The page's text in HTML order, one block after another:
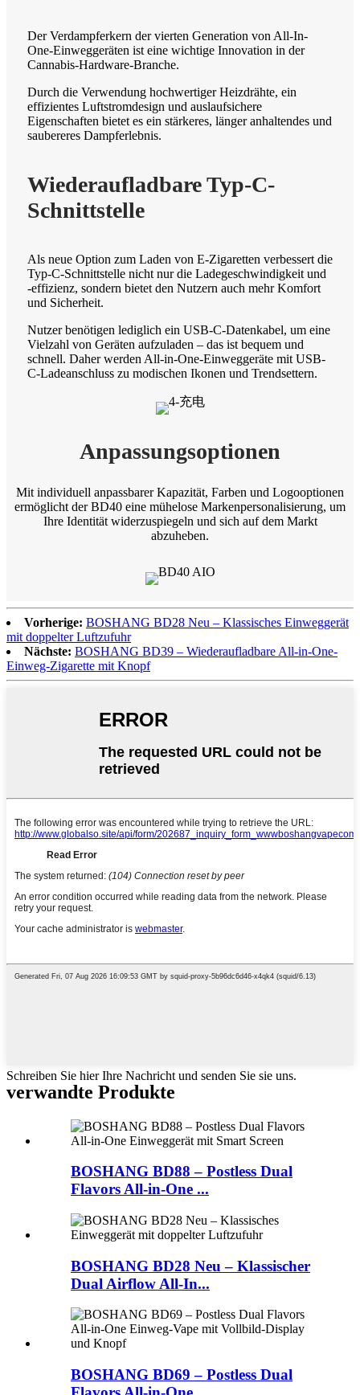
Der Verdampferkern der vierten Generation von All-In-
One-Einweggeräten ist eine wichtige Innovation in der
Cannabis-Hardware-Branche.
Durch die Verwendung hochwertiger Heizdrähte, ein
effizientes Luftstromdesign und auslaufsichere
Eigenschaften bietet es ein stärkeres, länger anhaltendes und
saubereres Dampferlebnis.
Wiederaufladbare Typ-C-
Schnittstelle
Als neue Option zum Laden von E-Zigaretten verbessert die
Typ-C-Schnittstelle nicht nur die Ladegeschwindigkeit und
-effizienz, sondern bietet den Nutzern auch mehr Komfort
und Sicherheit.
Nutzer benötigen lediglich ein USB-C-Datenkabel, um eine
Vielzahl von Geräten aufzuladen – das ist bequem und
schnell. Daher werden All-in-One-Einweggeräte mit USB-
C-Ladeanschluss zu modischen Ikonen und Trendsettern.
Anpassungsoptionen
Mit individuell anpassbarer Kapazität, Farben und Logooptionen
ermöglicht der BD40 eine mühelose Markenpersonalisierung, um
Ihre Identität widerzuspiegeln und sich auf dem Markt
abzuheben.
Vorherige: BOSHANG BD28 Neu – Klassisches Einweggerät
mit doppelter Luftzufuhr
Nächste: BOSHANG BD39 – Wiederaufladbare All-in-One-
Einweg-Zigarette mit Knopf
Schreiben Sie hier Ihre Nachricht und senden Sie sie uns.
verwandte Produkte
BOSHANG BD88 – Postless Dual
Flavors All-in-One ...
BOSHANG BD28 Neu – Klassischer
Dual Airflow All-In...
BOSHANG BD69 – Postless Dual